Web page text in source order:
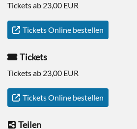
Tickets ab 23,00 EUR
Tickets Online bestellen
Tickets
Tickets ab 23,00 EUR
Tickets Online bestellen
Teilen